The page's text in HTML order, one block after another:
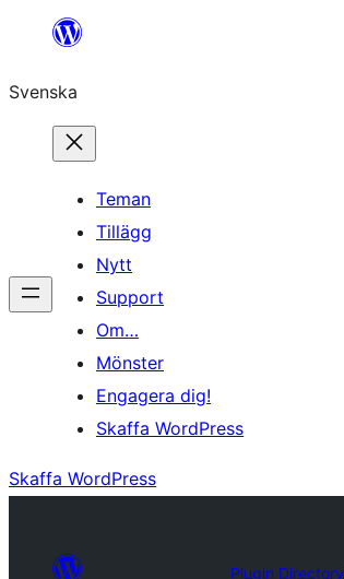
Hoppa
innehåll
Svenska
Teman
Tillägg
Nytt
Support
Om…
Mönster
Engagera dig!
Skaffa WordPress
Skaffa WordPress
Plugin Directory